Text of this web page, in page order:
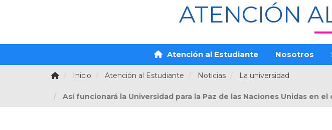
ATENCIÓN
Atención al Estudiante Nosotros
Inicio Atención al Estudiante Noticias La universidad
Así funcionará la Universidad para la Paz de las Naciones Unidas en el